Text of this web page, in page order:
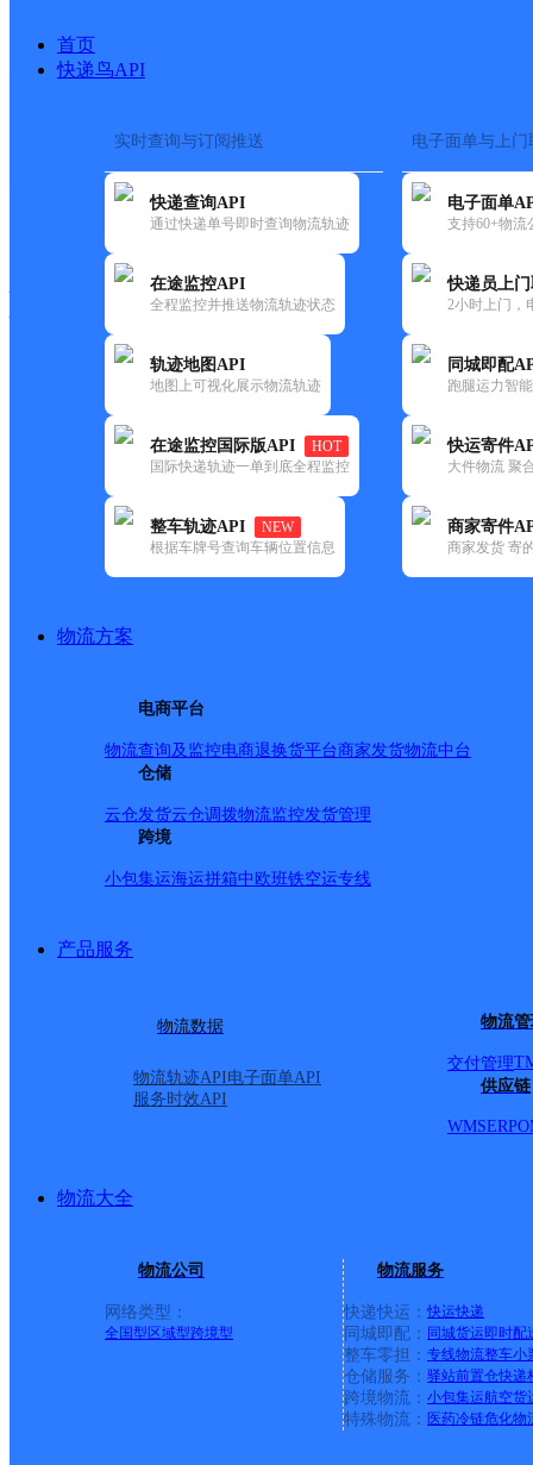
首页
快递鸟API
实时查询与订阅推送
快递查询API
通过快递单号即时查询物流轨迹
在途监控API
全程监控并推送物流轨迹状态
轨迹地图API
地图上可视化展示物流轨迹
在途监控国际版API
HOT
国际快递轨迹一单到底全程监控
整车轨迹API
NEW
根据车牌号查询车辆位置信息
电子面单与上门
电子面单
支持60+物流
快递员上
2小时上门，
同城即配
跑腿运力智
快运寄件
大件物流 聚
商家寄件
商家发货 寄
物流方案
电商平台
物流查询及监控电商退换货平台商家发货物流中台
仓储
云仓发货云仓调拨物流监控发货管理
跨境
小包集运海运拼箱中欧班铁空运专线
产品服务
物流数据
物流轨迹API电子面单API
服务时效API
物流
交付管理
供应链
WMSERP
物流大全
物流公司
网络类型：
全国型 区域型跨境型
物流服务
快递快运： 快运快递
同城即配： 同城货运即时配
整车零担： 专线物流整车小
仓储服务： 驿站前置仓快递
跨境物流： 小包集运航空货
特殊物流： 医药冷链危化物
快运大全 快递时效
邮政
八什坪邮政所
更新时间：2021-12-03 00:00:00
所属快递：邮政国内
所属区域：湖南省-湘西土家族苗族自治州-泸溪县
网点地址：湖南省湘西土家族苗族自治州泸溪县洗溪镇八
网点负责人：
中国邮政集团有限公司新疆维吾尔自治区叶城县